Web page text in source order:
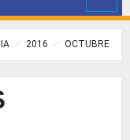
2016 OCTUBRE